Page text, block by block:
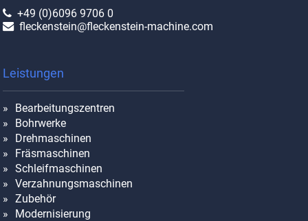
+49 (0)6096 9706 0
fleckenstein@fleckenstein-machine.com
Leistungen
Bearbeitungszentren
Bohrwerke
Drehmaschinen
Fräsmaschinen
Schleifmaschinen
Verzahnungsmaschinen
Zubehör
Modernisierung